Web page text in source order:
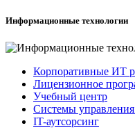
Информационные технологии
Корпоративные ИТ
Лицензионное
Учебный центр
Системы
IT-аутсорсинг